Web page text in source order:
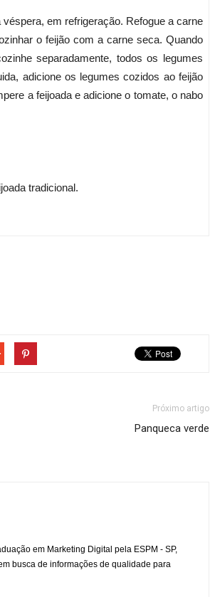
em refrigeração. Refogue a carne
o feijão com a carne seca. Quando
separadamente, todos os legumes
adicione os legumes cozidos ao feijão
a feijoada e adicione o tomate, o nabo
tradicional.
Próximo artigo
Panqueca verde
em Marketing Digital pela ESPM - SP,
busca de informações de qualidade para